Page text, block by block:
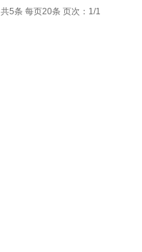
共5条 每页20条 页次：1/1